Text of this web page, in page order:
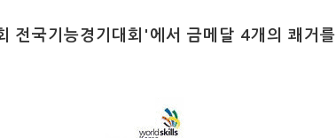
전국기능경기대회'에서 금메달 4개의 쾌거를